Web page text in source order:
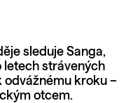
sleduje Sanga,
letech strávených
odvážnému kroku –
otcem.